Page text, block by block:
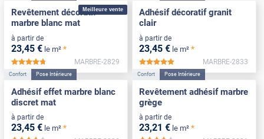
Meilleure vente
Revêtement décoratif
marbre blanc mat
à partir de
23,45 € le m² *
*****
MARBRE-2829
Adhésif décoratif granit
clair
à partir de
23,45 € le m² *
MARBRE-2833
Confort Pose Intérieure
Adhésif effet marbre blanc
discret mat
à partir de
23,45 € le m² *
Confort Pose Intérieure
Revêtement adhésif marbre
grège
à partir de
23,21 € le m² *